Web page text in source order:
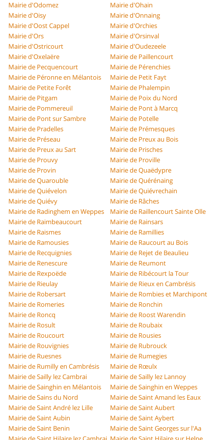
Mairie d'Odomez
Mairie d'Ohain
Mairie d'Oisy
Mairie d'Onnaing
Mairie d'Oost Cappel
Mairie d'Orchies
Mairie d'Ors
Mairie d'Orsinval
Mairie d'Ostricourt
Mairie d'Oudezeele
Mairie d'Oxelaëre
Mairie de Paillencourt
Mairie de Pecquencourt
Mairie de Pérenchies
Mairie de Péronne en Mélantois
Mairie de Petit Fayt
Mairie de Petite Forêt
Mairie de Phalempin
Mairie de Pitgam
Mairie de Poix du Nord
Mairie de Pommereuil
Mairie de Pont à Marcq
Mairie de Pont sur Sambre
Mairie de Potelle
Mairie de Pradelles
Mairie de Prémesques
Mairie de Préseau
Mairie de Preux au Bois
Mairie de Preux au Sart
Mairie de Prisches
Mairie de Prouvy
Mairie de Proville
Mairie de Provin
Mairie de Quaëdypre
Mairie de Quarouble
Mairie de Quérénaing
Mairie de Quiévelon
Mairie de Quiévrechain
Mairie de Quiévy
Mairie de Râches
Mairie de Radinghem en Weppes
Mairie de Raillencourt Sainte Olle
Mairie de Raimbeaucourt
Mairie de Rainsars
Mairie de Raismes
Mairie de Ramillies
Mairie de Ramousies
Mairie de Raucourt au Bois
Mairie de Recquignies
Mairie de Rejet de Beaulieu
Mairie de Renescure
Mairie de Reumont
Mairie de Rexpoëde
Mairie de Ribécourt la Tour
Mairie de Rieulay
Mairie de Rieux en Cambrésis
Mairie de Robersart
Mairie de Rombies et Marchipont
Mairie de Romeries
Mairie de Ronchin
Mairie de Roncq
Mairie de Roost Warendin
Mairie de Rosult
Mairie de Roubaix
Mairie de Roucourt
Mairie de Rousies
Mairie de Rouvignies
Mairie de Rubrouck
Mairie de Ruesnes
Mairie de Rumegies
Mairie de Rumilly en Cambrésis
Mairie de Rœulx
Mairie de Sailly lez Cambrai
Mairie de Sailly lez Lannoy
Mairie de Sainghin en Mélantois
Mairie de Sainghin en Weppes
Mairie de Sains du Nord
Mairie de Saint Amand les Eaux
Mairie de Saint André lez Lille
Mairie de Saint Aubert
Mairie de Saint Aubin
Mairie de Saint Aybert
Mairie de Saint Benin
Mairie de Saint Georges sur l'Aa